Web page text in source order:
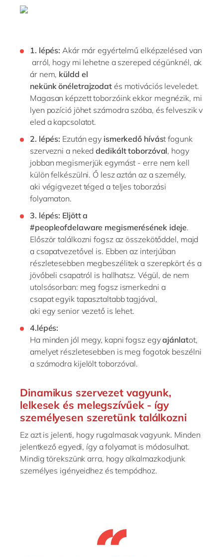
1. lépés: Akár már egyértelmű elképzelésedvan
arról, hogymi lehetne a szereped cégünknél, ak
ár nem, küldd el
nekünkönéletrajzodat és motivációs leveledet.
Magasan képzetttoborzóinkekkor megnézik, mi
lyen pozíció jöhet számodra szóba, és felveszikv
eleda kapcsolatot.
2. lépés: Ezután egy ismerkedő hívást fogunk
szerveznia neked dedikált toborzóval, hogy
jobban megismerjük egymást - erre nem kell
külön felkészülni. Ő leszaztán az a személy,
aki végigvezettéged a teljes toborzási
folyamaton.
3. lépés: Eljött a
#peopleofdelaware megismerésének ideje.
Először találkozni fogszaz összekötőddel, majd
a csapatvezetővel is. Ebben az interjúban
részletesebben megbeszéliteka szerepkörtés a
jövőbeli csapatról is hallhatsz. Végül, de nem
utolsósorban: meg fogsz ismerkedni a
csapategyiktapasztaltabb tagjával,
aki egy seniorvezető is lehet.
4.lépés:
Ha minden jól megy, kapni fogsz egyajánlatot,
amelyet részletesebben is meg fogotok beszélni
a számodra kijelölt toborzóval.
Dinamikus szervezet vagyunk,
lelkesek és melegszívűek - így
személyesen szeretünk találkozni
Ez azt is jelenti, hogy rugalmasak vagyunk. Minden
jelentkező egyedi, így a folyamat is módosulhat.
Mindig törekszünk arra, hogy alkalmazkodjunk
személyes igényeidhez és tempódhoz.